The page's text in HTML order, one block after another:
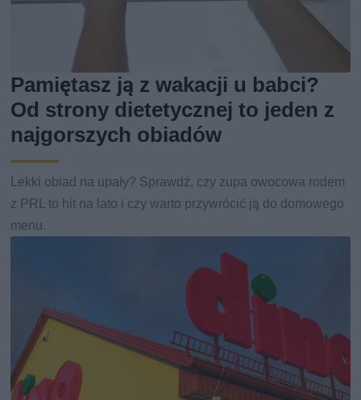
Pamiętasz ją z wakacji u babci?
Od strony dietetycznej to jeden z
najgorszych obiadów
Lekki obiad na upały? Sprawdź, czy zupa owocowa rodem
z PRL to hit na lato i czy warto przywrócić ją do domowego
menu.